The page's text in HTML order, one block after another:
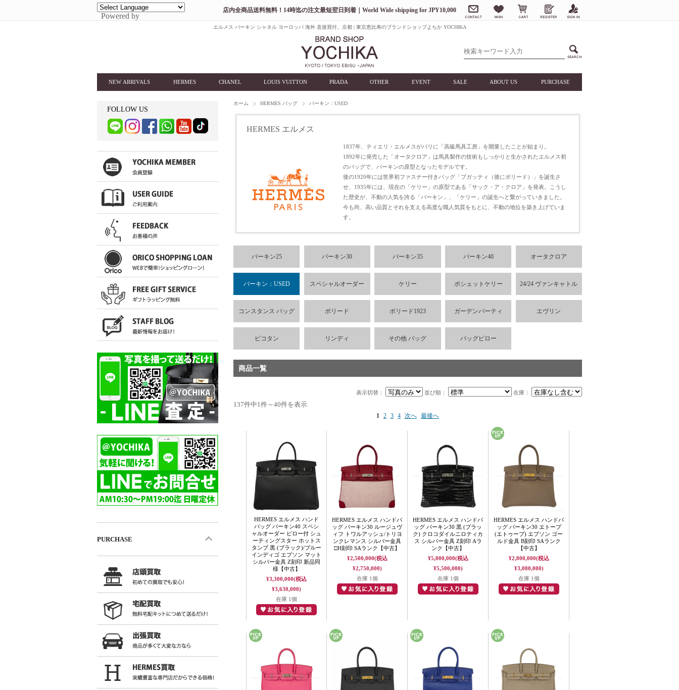
Powered by
店内全商品送料無料！14時迄の注文最短翌日到着｜World Wide shipping for JPY10,000
エルメス バーキン シャネル ヨーロッパ 海外 直接買付。京都 | 東京恵比寿のブランドショップよちか YOCHIKA
NEW ARRIVALS HERMES CHANEL LOUIS VUITTON PRADA OTHER EVENT SALE ABOUT US PURCHASE
ホーム HERMES バッグ バーキン：USED
HERMES エルメス
1837年、ティエリ・エルメスがパリに「高級馬具工房」を開業したことが始まり。
1892年に発売した「オータクロア」は馬具製作の技術もしっかりと生かされたエルメス初
のバッグで、バーキンの原型となったモデルです。
後の1920年には世界初ファスナー付きバッグ「ブガッティ（後にボリード）」を誕生さ
せ、1935年には、現在の「ケリー」の原型である「サック・ア・クロア」を発表。こうし
た歴史が、不動の人気を誇る「バーキン」、「ケリー」の誕生へと繋がっていきました。
今も尚、高い品質とそれを支える高度な職人気質をもとに、不動の地位を築き上げていま
す。
バーキン25 バーキン30 バーキン35 バーキン40 オータクロア
バーキン：USED スペシャルオーダー ケリー ポシェットケリー 24/24 ヴァンキャトル
コンスタンス バッグ ボリード ボリード1923 ガーデンパーティ エヴリン
ピコタン リンディ その他 バッグ バッグピロー
商品一覧
表示切替： 並び順： 在庫：
137件中1件～40件を表示
1 2 3 4 次へ 最後へ
HERMES エルメス ハンド
バッグ バーキン40 スペシ
ャルオーダー ピロー付 シュ
ーティングスター ホットス
タンプ 黒 (ブラック)/ブルー
インディゴ エプソン マット
シルバー金具 Z刻印 新品同
様【中古】
¥3,300,000(税込
¥3,630,000)
在庫 1個
HERMES エルメス ハンドバ
ッグ バーキン30 ルージュヴ
ィフ トワルアッシュ/トリヨ
ンクレマンス シルバー金具
□H刻印 SAランク【中古】
¥2,500,000(税込
¥2,750,000)
在庫 1個
HERMES エルメス ハンドバ
ッグ バーキン30 黒 (ブラッ
ク) クロコダイルニロティカ
ス シルバー金具 Z刻印 Aラ
ンク【中古】
¥5,000,000(税込
¥5,500,000)
在庫 1個
HERMES エルメス ハンドバ
ッグ バーキン30 エトープ
(エトゥープ) エプソン ゴー
ルド金具 B刻印 SAランク
【中古】
¥2,800,000(税込
¥3,080,000)
在庫 1個
FOLLOW US
PURCHASE